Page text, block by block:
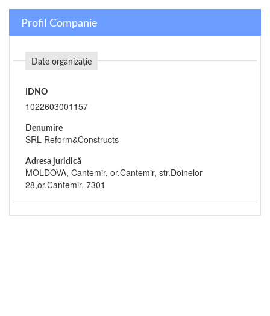
Profil Companie
Date organizație
IDNO
1022603001157
Denumire
SRL Reform&Constructs
Adresa juridică
MOLDOVA, Cantemir, or.Cantemir, str.Doinelor
28,or.Cantemir, 7301